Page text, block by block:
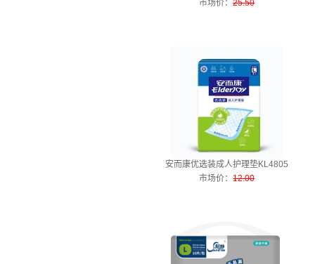
市场价：25.50
安而康优选装成人护理垫KL4805
市场价：12.00